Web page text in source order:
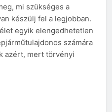
mi szükséges a
készülj fel a legjobban.
egyik elengedhetetlen
számára
azért, mert törvényi